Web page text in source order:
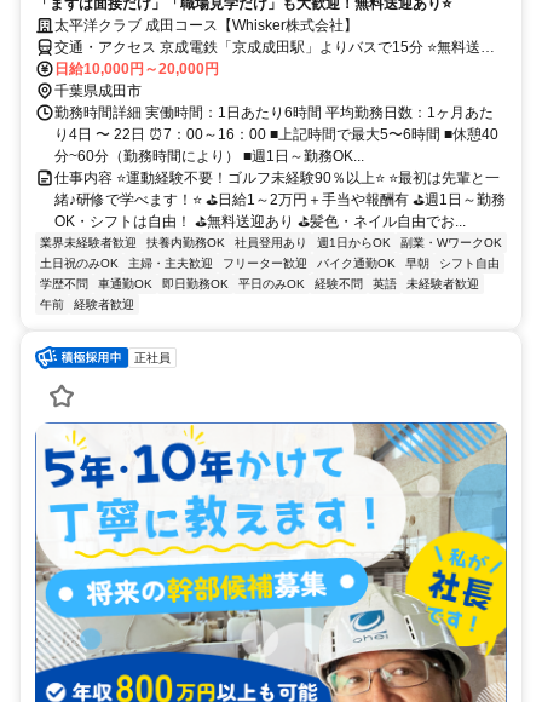
太平洋クラブ 成田コース【Whisker株式会社】
交通・アクセス 京成電鉄「京成成田駅」よりバスで15分 ⭐無料送迎
バスあり ⭐車・バイク・自転車通勤OK【交通費規定支給】
日給10,000円～20,000円
千葉県成田市
勤務時間詳細 実働時間：1日あたり6時間 平均勤務日数：1ヶ月あた
り4日 〜 22日 ⏰7：00～16：00 ■上記時間で最大5〜6時間 ■休憩40
分~60分（勤務時間により） ■週1日～勤務OK...
仕事内容 ⭐運動経験不要！ゴルフ未経験90％以上⭐ ⭐最初は先輩と一
緒♪研修で学べます！⭐ ⛳日給1～2万円＋手当や報酬有 ⛳週1日～勤務
OK・シフトは自由！ ⛳無料送迎あり ⛳髪色・ネイル自由でお...
業界未経験者歓迎 扶養内勤務OK 社員登用あり 週1日からOK
副業・WワークOK
土日祝のみOK
主婦・主夫歓迎 フリーター歓迎 バイク通勤OK 早朝
シフト自由
学歴不問
車通勤OK 即日勤務OK 平日のみOK 経験不問 英語
未経験者歓迎
午前
経験者歓迎
正社員